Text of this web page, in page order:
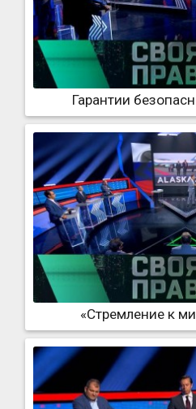
Гарантии
«Стремление к